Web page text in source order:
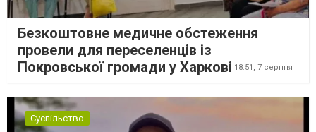
Безкоштовне медичне обстеження
провели для переселенців із
Покровської громади у Харкові 18:51, 7 серпня
Суспільство